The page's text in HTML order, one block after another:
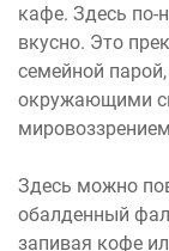
кафе. Здесь по-
вкусно. Это
семейной
окружающими
Здесь можно
обалденный
запивая кофе